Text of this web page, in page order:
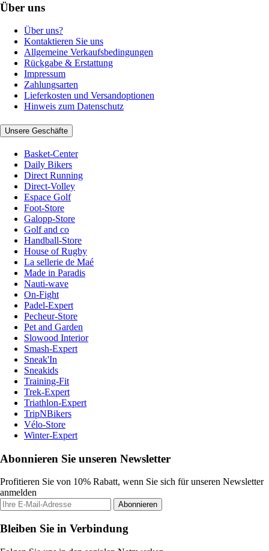
Über uns
Über uns?
Kontaktieren Sie uns
Allgemeine Verkaufsbedingungen
Rückgabe & Erstattung
Impressum
Zahlungsarten
Lieferkosten und Versandoptionen
Hinweis zum Datenschutz
Unsere Geschäfte
Basket-Center
Daily Bikers
Direct Running
Direct-Volley
Espace Golf
Foot-Store
Galopp-Store
Golf and co
Handball-Store
House of Rugby
La sellerie de Maé
Made in Paradis
Nauti-wave
On-Fight
Padel-Expert
Pecheur-Store
Pet and Garden
Slowood Interior
Smash-Expert
Sneak'In
Sneakids
Training-Fit
Trek-Expert
Triathlon-Expert
TripNBikers
Vélo-Store
Winter-Expert
Abonnieren Sie unseren Newsletter
Profitieren Sie von 10% Rabatt, wenn Sie sich für unseren Newsletter
anmelden
Abonnieren
Bleiben Sie in Verbindung